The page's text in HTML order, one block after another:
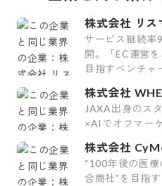
株式会社 リス
サービス継続率
開。「EC運営
目指すベンチャ
株式会社
JAXA出身のス
×AIでオフマー
株式会社
“100年後の医療
合商社”を目指す